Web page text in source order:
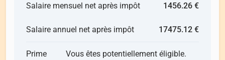
Salaire mensuel net après impôt 1456.26 €
Salaire annuel net après impôt 17475.12 €
Prime
Vous êtes potentiellement éligible.